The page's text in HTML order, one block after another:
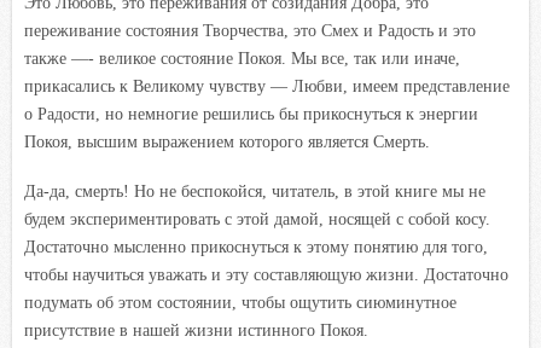
переживание состояния Творчества, это Смех и Радость и это
также —- великое состояние Покоя. Мы все, так или иначе,
прикасались к Великому чувству — Любви, имеем представление
о Радости, но немногие решились бы прикоснуться к энергии
Покоя, высшим выражением которого является Смерть.
Да-да, смерть! Но не беспокойся, читатель, в этой книге мы не
будем экспериментировать с этой дамой, носящей с собой косу.
Достаточно мысленно прикоснуться к этому понятию для того,
чтобы научиться уважать и эту составляющую жизни. Достаточно
подумать об этом состоянии, чтобы ощутить сиюминутное
присутствие в нашей жизни истинного Покоя.